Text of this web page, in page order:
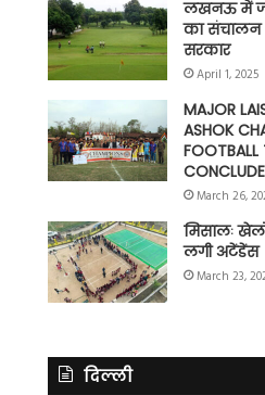
लखनऊ में
का संचालन
सरकार
April 1, 2025
MAJOR
ASHOK
FOOTBALL
March 26,
मिसालः
लगी अटेंडेंस
March 23,
दिल्ली